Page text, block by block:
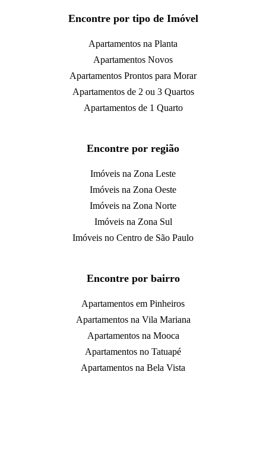
Encontre por tipo de Imóvel
Apartamentos na Planta
Apartamentos Novos
Apartamentos Prontos para Morar
Apartamentos de 2 ou 3 Quartos
Apartamentos de 1 Quarto
Encontre por região
Imóveis na Zona Leste
Imóveis na Zona Oeste
Imóveis na Zona Norte
Imóveis na Zona Sul
Imóveis no Centro de São Paulo
Encontre por bairro
Apartamentos em Pinheiros
Apartamentos na Vila Mariana
Apartamentos na Mooca
Apartamentos no Tatuapé
Apartamentos na Bela Vista